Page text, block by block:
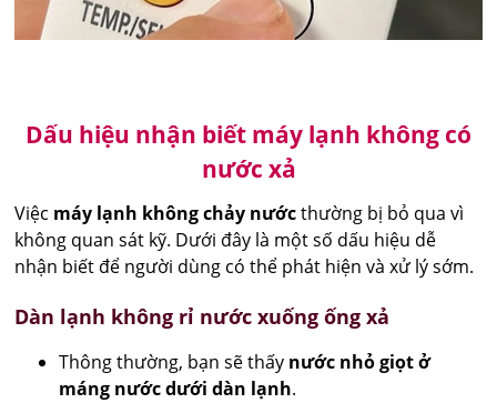
Dấu hiệu nhận biết máy lạnh không có
nước xả
Việc máy lạnh không chảy nướcthường bị bỏ qua vì
không quan sát kỹ. Dưới đây là một số dấu hiệu dễ
nhận biết để người dùng có thể phát hiện và xử lý sớm.
Dàn lạnh không rỉ nước xuống ống xả
Thông thường, bạn sẽ thấy nước nhỏ giọt ở
máng nước dưới dàn lạnh.